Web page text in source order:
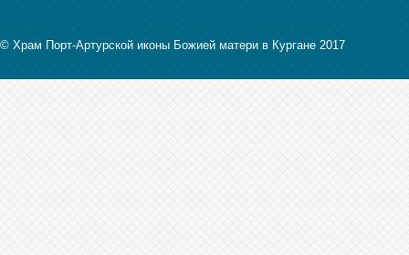
© Храм Порт-Артурской иконы Божией матери в Кургане 2017